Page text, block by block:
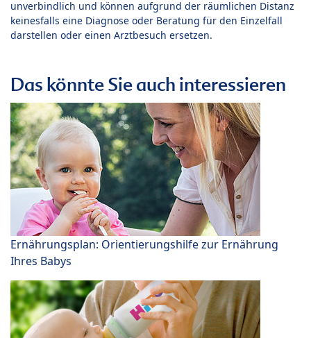
unverbindlich und können aufgrund der räumlichen Distanz
keinesfalls eine Diagnose oder Beratung für den Einzelfall
darstellen oder einen Arztbesuch ersetzen.
Das könnte Sie auch interessieren
Ernährungsplan: Orientierungshilfe zur Ernährung
Ihres Babys